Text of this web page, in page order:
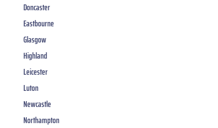
Doncaster
Eastbourne
Glasgow
Highland
Leicester
Luton
Newcastle
Northampton